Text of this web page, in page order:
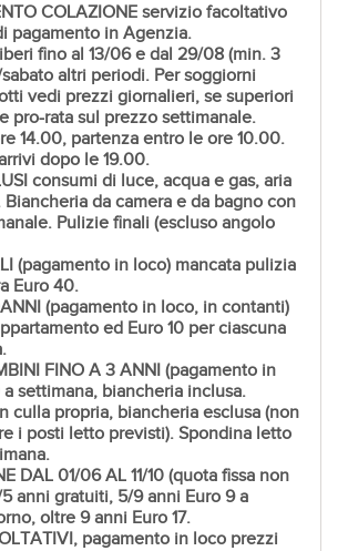
COLAZIONE servizio facoltativo
pagamento in Agenzia.
fino al 13/06 e dal 29/08 (min. 3
altri periodi. Per soggiorni
vedi prezzi giornalieri, se superiori
pro-rata sul prezzo settimanale.
14.00, partenza entro le ore 10.00.
dopo le 19.00.
consumi di luce, acqua e gas, aria
da camera e da bagno con
Pulizie finali (escluso angolo
(pagamento in loco) mancata pulizia
Euro 40.
(pagamento in loco, in contanti)
ed Euro 10 per ciascuna
FINO A 3 ANNI (pagamento in
settimana, biancheria inclusa.
culla propria, biancheria esclusa (non
i posti letto previsti). Spondina letto
DAL 01/06 AL 11/10 (quota fissa non
anni gratuiti, 5/9 anni Euro 9 a
oltre 9 anni Euro 17.
pagamento in loco prezzi